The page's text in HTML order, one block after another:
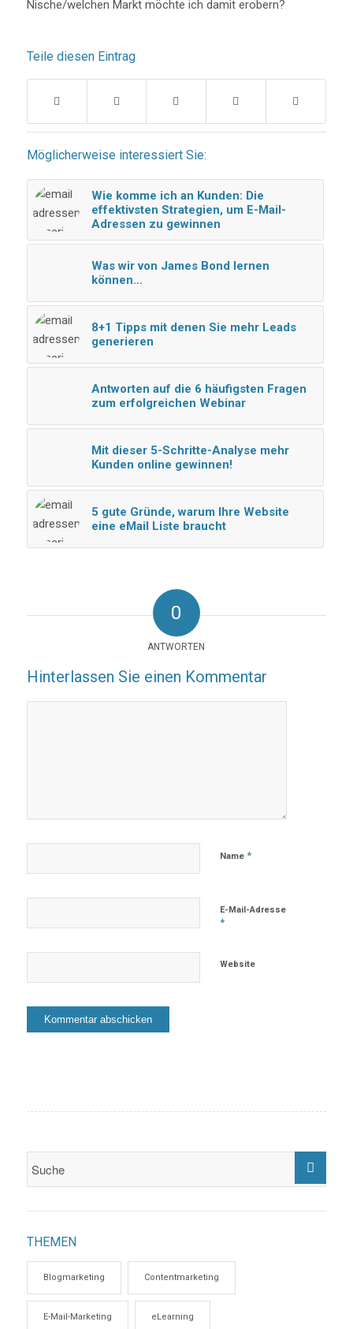
Nische/welchen Markt möchte ich damit erobern?
Teile diesen Eintrag
Möglicherweise interessiert Sie:
Wie komme ich an Kunden: Die
effektivsten Strategien, um E-Mail-
Adressen zu gewinnen
Was wir von James Bond lernen
können…
8+1 Tipps mit denen Sie mehr Leads
generieren
Antworten auf die 6 häufigsten Fragen
zum erfolgreichen Webinar
Mit dieser 5-Schritte-Analyse mehr
Kunden online gewinnen!
5 gute Gründe, warum Ihre Website
eine eMail Liste braucht
0
ANTWORTEN
Hinterlassen Sie einen Kommentar
Name *
E-Mail-Adresse
*
Website
THEMEN
Blogmarketing Contentmarketing
E-Mail-Marketing eLearning